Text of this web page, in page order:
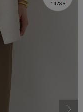
14789